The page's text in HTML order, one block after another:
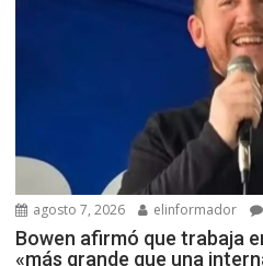
agosto 7, 2026 elinformador
Bowen afirmó que trabaja
«más grande que una